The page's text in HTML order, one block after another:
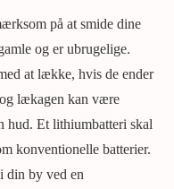
på at smide dine
og er ubrugelige.
at lække, hvis de ender
lækagen kan være
hud. Et lithiumbatteri skal
konventionelle batterier.
din by ved en